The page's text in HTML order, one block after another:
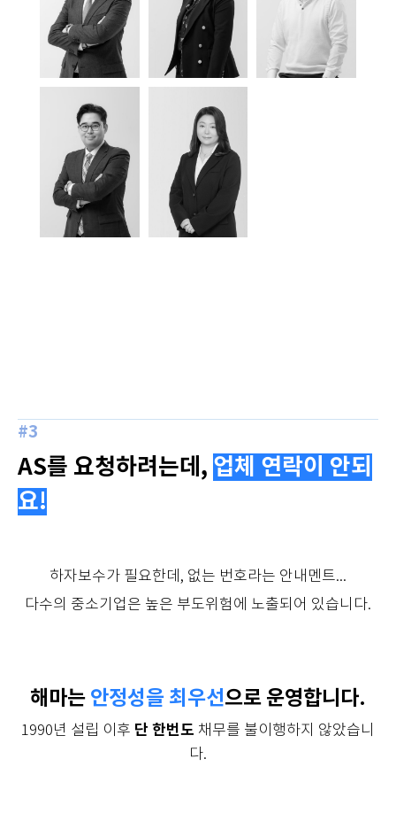
#3
AS를 요청하려는데, 업체 연락이 안되
요!
하자보수가 필요한데, 없는 번호라는 안내멘트...
다수의 중소기업은 높은 부도위험에 노출되어 있습니다.
해마는 안정성을 최우선으로 운영합니다.
1990년 설립 이후 단 한번도 채무를 불이행하지 않았습니
다.